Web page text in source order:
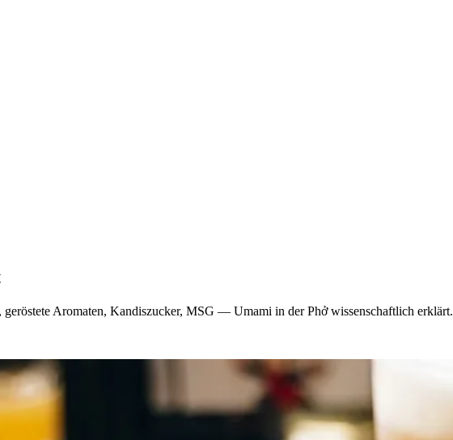
Aromaten, Kandiszucker, MSG — Umami in der Phở wissenschaftlich erklärt.